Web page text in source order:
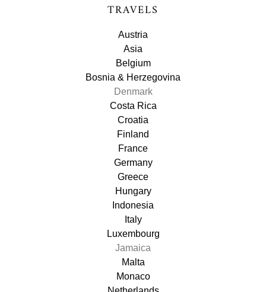
TRAVELS
Austria
Asia
Belgium
Bosnia & Herzegovina
Denmark
Costa Rica
Croatia
Finland
France
Germany
Greece
Hungary
Indonesia
Italy
Luxembourg
Jamaica
Malta
Monaco